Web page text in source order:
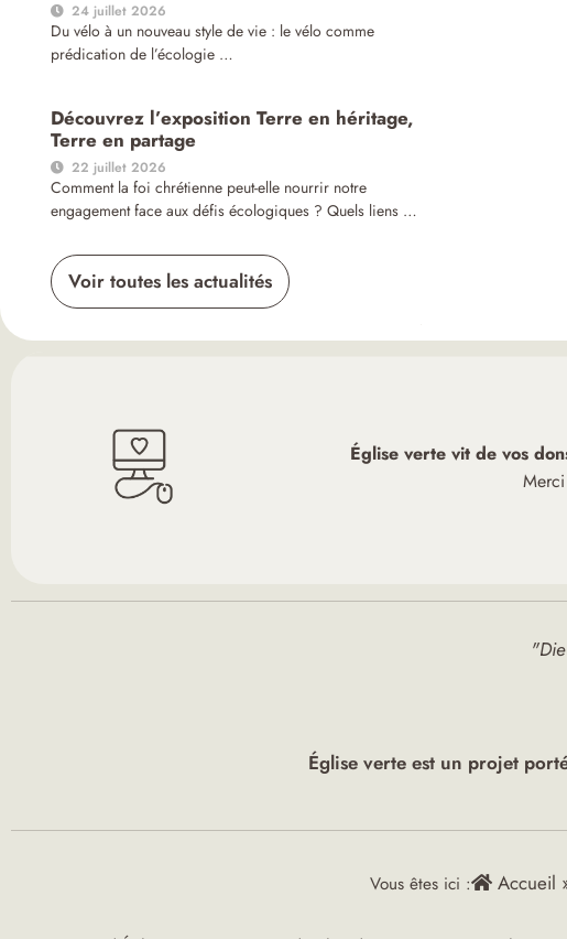
24 juillet 2026
Du vélo à un nouveau style de vie : le vélo comme
prédication de l’écologie …
Découvrez l’exposition Terre en héritage,
Terre en partage
22 juillet 2026
Comment la foi chrétienne peut-elle nourrir notre
engagement face aux défis écologiques ? Quels liens …
Voir toutes les actualités
Église verte vit de vos
Église verte est un projet
Vous êtes ici : Accueil